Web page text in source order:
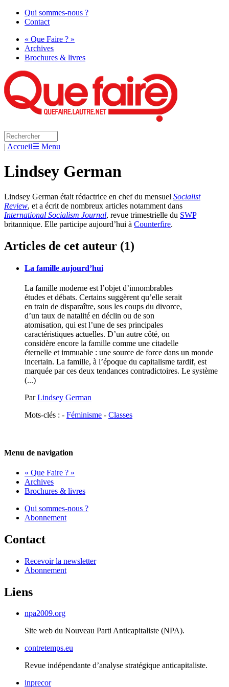
Qui sommes-nous ?
Contact
« Que Faire ? »
Archives
Brochures & livres
| Accueil☰ Menu
Lindsey German
Lindsey German était rédactrice en chef du mensuel Socialist
Review, et a écrit de nombreux articles notamment dans
International Socialism Journal, revue trimestrielle du SWP
britannique. Elle participe aujourd’hui à Counterfire.
Articles de cet auteur (1)
La famille aujourd’hui
La famille moderne est l’objet d’innombrables
études et débats. Certains suggèrent qu’elle serait
en train de disparaître, sous les coups du divorce,
d’un taux de natalité en déclin ou de son
atomisation, qui est l’une de ses principales
caractéristiques actuelles. D’un autre côté, on
considère encore la famille comme une citadelle
éternelle et immuable : une source de force dans un monde
incertain. La famille, à l’époque du capitalisme tardif, est
marquée par ces deux tendances contradictoires. Le système
(...)
ParLindsey German
Mots-clés : - Féminisme - Classes
Menu de navigation
« Que Faire ? »
Archives
Brochures & livres
Qui sommes-nous ?
Abonnement
Contact
Recevoir la newsletter
Abonnement
Liens
npa2009.org
Site web du Nouveau Parti Anticapitaliste (NPA).
contretemps.eu
Revue indépendante d’analyse stratégique anticapitaliste.
inprecor